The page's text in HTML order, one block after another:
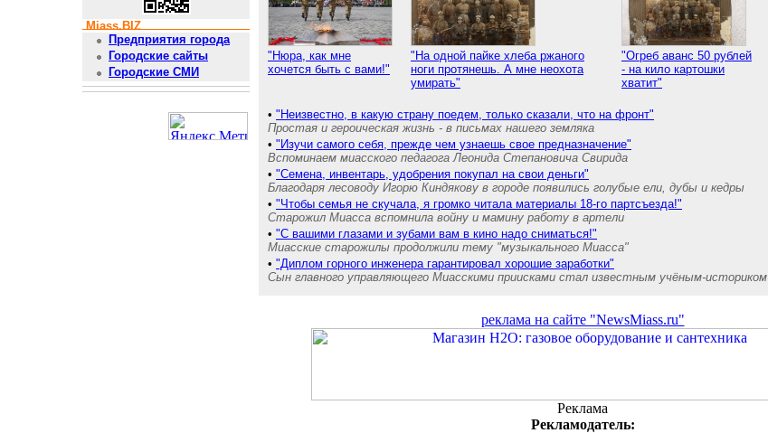
Miass.BIZ
Предприятия города
Городские сайты
Городские СМИ
"Нюра, как мне
хочется быть с вами!"
"На одной пайке хлеба ржаного
ноги протянешь. А мне неохота
умирать"
"Огреб аванс 50 рублей
- на кило картошки
хватит"
• "Неизвестно, в какую страну поедем, только сказали, что на фронт"
Простая и героическая жизнь - в письмах нашего земляка
• "Изучи самого себя, прежде чем узнаешь свое предназначение"
Вспоминаем миасского педагога Леонида Степановича Свирида
• "Семена, инвентарь, удобрения покупал на свои деньги"
Благодаря лесоводу Игорю Киндякову в городе появились голубые ели, дубы и кедры
• "Чтобы семья не скучала, я громко читала материалы 18-го партсъезда!"
Старожил Миасса вспомнила войну и мамину работу в артели
• "С вашими глазами и зубами вам в кино надо сниматься!"
Миасские старожилы продолжили тему "музыкального Миасса"
• "Диплом горного инженера гарантировал хорошие заработки"
Сын главного управляющего Миасскими приисками стал известным учёным-историком
реклама на сайте "NewsMiass.ru"
Реклама
Рекламодатель: